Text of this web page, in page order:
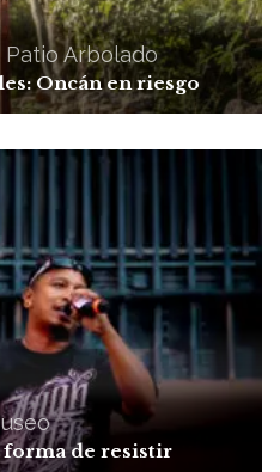
Patio Arbolado
Oncán en riesgo
de resistir